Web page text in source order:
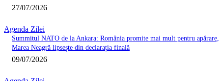
27/07/2026
Agenda Zilei
Summitul NATO de la Ankara: România promite mai mult pentru apărare,
Marea Neagră lipsește din declarația finală
09/07/2026